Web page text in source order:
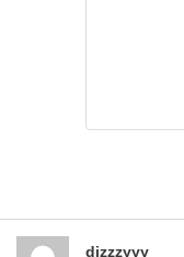
dizzzyyy